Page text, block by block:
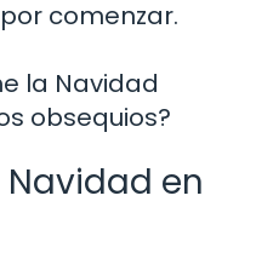
comenzar.
la Navidad
obsequios?
en